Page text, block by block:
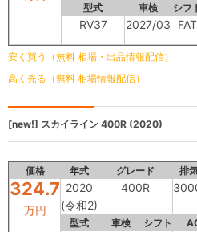
型式 車検 シフ
RV37 2027/03 FAT
安く買う（無料 相場・出品情報配信）
高く売る（無料 相場情報配信）
[new!] スカイライン 400R (2020)
価格 年式 グレード 排
324.7
万円
2020
(令和2)
400R
型式 車検 シフト